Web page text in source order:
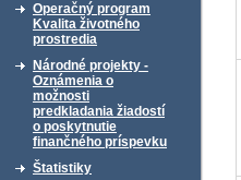
Operačný program
Kvalita životného
prostredia
Národné projekty -
Oznámenia o
možnosti
predkladania žiadostí
o poskytnutie
finančného príspevku
Štatistiky